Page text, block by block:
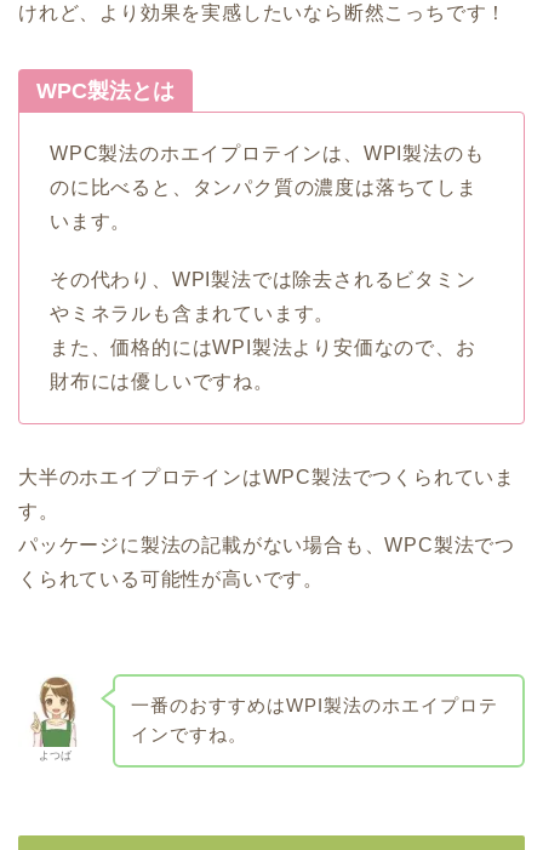
けれど、より効果を実感したいなら断然こっちです！
WPC製法とは
WPC製法のホエイプロテインは、WPI製法のも
のに比べると、タンパク質の濃度は落ちてしま
います。
その代わり、WPI製法では除去されるビタミン
やミネラルも含まれています。
また、価格的にはWPI製法より安価なので、お
財布には優しいですね。
大半のホエイプロテインはWPC製法でつくられていま
す。
パッケージに製法の記載がない場合も、WPC製法でつ
くられている可能性が高いです。
よつば
一番のおすすめはWPI製法のホエイプロテ
インですね。